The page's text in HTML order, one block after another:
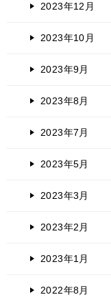
2023年12月
2023年10月
2023年9月
2023年8月
2023年7月
2023年5月
2023年3月
2023年2月
2023年1月
2022年8月